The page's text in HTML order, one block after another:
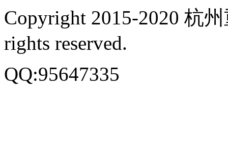
Copyright 2015-2020 杭
rights reserved.
QQ:95647335